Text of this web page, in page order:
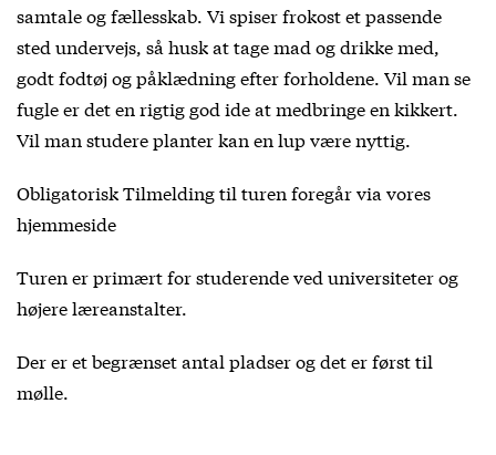
samtale og fællesskab. Vi spiser frokost et passende
sted undervejs, så husk at tage mad og drikke med,
godt fodtøj og påklædning efter forholdene. Vil man se
fugle er det en rigtig god ide at medbringe en kikkert.
Vil man studere planter kan en lup være nyttig.
Obligatorisk Tilmelding til turen foregår via vores
hjemmeside
Turen er primært for studerende ved universiteter og
højere læreanstalter.
Der er et begrænset antal pladser og det er først til
mølle.